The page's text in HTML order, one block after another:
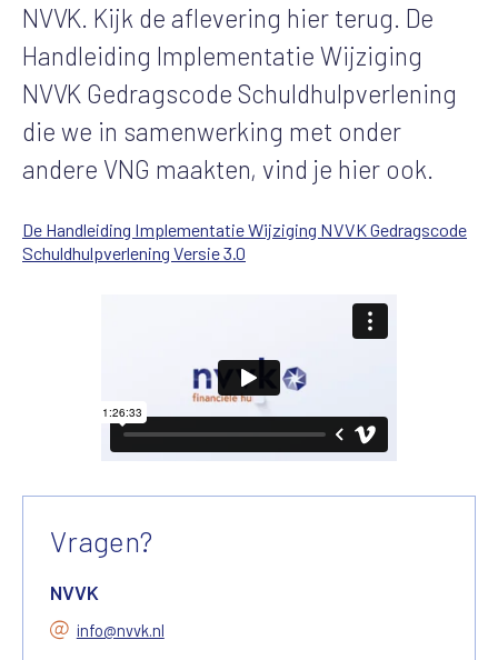
NVVK. Kijk de aflevering hier terug. De
Handleiding Implementatie Wijziging
NVVK Gedragscode Schuldhulpverlening
die we in samenwerking met onder
andere VNG maakten, vind je hier ook.
De Handleiding Implementatie Wijziging NVVK Gedragscode
Schuldhulpverlening Versie 3.0
Vragen?
NVVK
info@nvvk.nl